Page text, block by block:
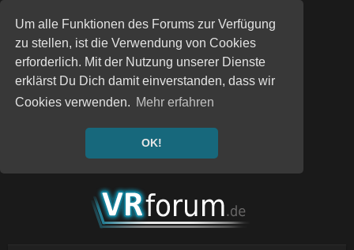
Um alle Funktionen des Forums zur Verfügung
zu stellen, ist die Verwendung von Cookies
erforderlich. Mit der Nutzung unserer Dienste
erklärst Du Dich damit einverstanden, dass wir
Cookies verwenden. Mehr erfahren
OK!